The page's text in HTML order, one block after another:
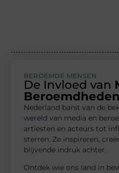
BEROEMDE MENSEN
De Invloed van
Beroemdheden
Nederland barst van de
wereld van media en
artiesten en acteurs tot
sterren. Ze inspireren,
blijvende indruk achter.
Ontdek wie ons land in